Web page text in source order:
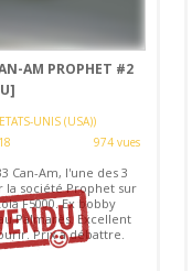
AM PROPHET #2
UNIS (USA))
974 vues
Can-Am, l'une des 3
la société Prophet sur
F5000. Ex bobby
Palmarès. Excellent
Prix à débattre.